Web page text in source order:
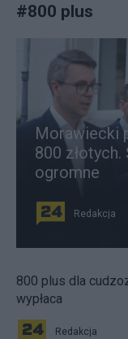
#800 plus
Morawiecki
800 złotych.
ogromne
Redakcja
800 plus dla
wypłaca
Redakcja